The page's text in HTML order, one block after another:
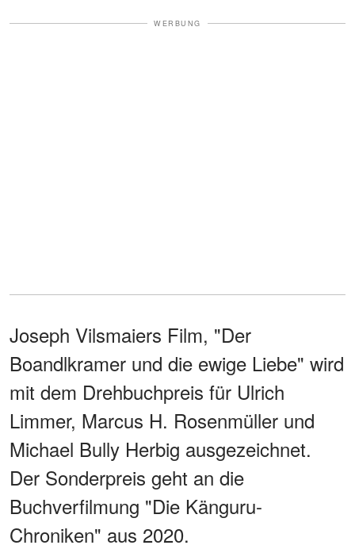
WERBUNG
Joseph Vilsmaiers Film, "Der
Boandlkramer und die ewige Liebe" wird
mit dem Drehbuchpreis für Ulrich
Limmer, Marcus H. Rosenmüller und
Michael Bully Herbig ausgezeichnet.
Der Sonderpreis geht an die
Buchverfilmung "Die Känguru-
Chroniken" aus 2020.